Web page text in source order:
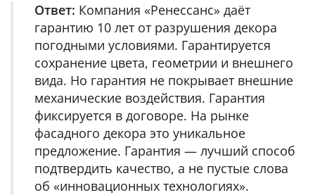
Ответ: Компания «Ренессанс» даёт
гарантию 10 лет от разрушения декора
погодными условиями. Гарантируется
сохранение цвета, геометрии и внешнего
вида. Но гарантия не покрывает внешние
механические воздействия. Гарантия
фиксируется в договоре. На рынке
фасадного декора это уникальное
предложение. Гарантия — лучший способ
подтвердить качество, а не пустые слова
об «инновационных технологиях».